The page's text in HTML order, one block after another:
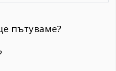
пътуваме?